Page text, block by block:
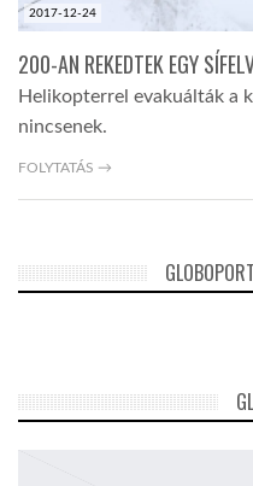
2017-12-24
200-AN REKEDTEK EGY
Helikopterrel evakuálták a
nincsenek.
FOLYTATÁS →